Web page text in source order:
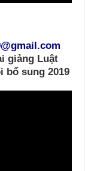
giảng Luật
bổ sung 2019